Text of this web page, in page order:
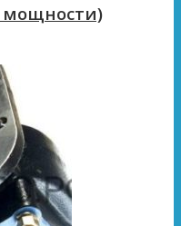
мощности)